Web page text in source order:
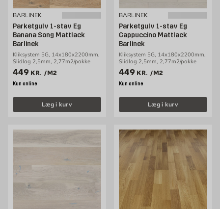
BARLINEK
Parketgulv 1-stav Eg
Banana Song Mattlack
Barlinek
Kliksystem 5G, 14x180x2200mm,
Slidlag 2,5mm, 2,77m2/pakke
Pris 449 kr. /m2
449 KR. /M2
Kun online
Læg i kurv
BARLINEK
Parketgulv 1-stav Eg
Cappuccino Mattlack
Barlinek
Kliksystem 5G, 14x180x2200mm,
Slidlag 2,5mm, 2,77m2/pakke
Pris 449 kr. /m2
449 KR. /M2
Kun online
Læg i kurv